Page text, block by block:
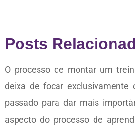
Posts
O processo de montar um
deixa de focar exclusivamente
passado para dar mais
aspecto do processo de